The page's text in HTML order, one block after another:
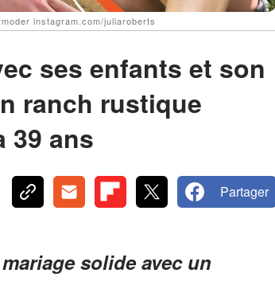
instagram.com/juliaroberts
ses enfants et son
ranch rustique
39 ans
Partager
solide avec un